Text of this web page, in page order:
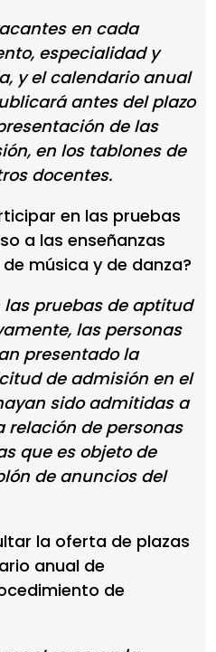
en cada
especialidad y
y el calendario anual
antes del plazo
de las
en los tablones de
docentes.
en las pruebas
a las enseñanzas
música y de danza?
pruebas de aptitud
las personas
presentado la
de admisión en el
sido admitidas a
relación de personas
que es objeto de
de anuncios del
la oferta de plazas
anual de
de